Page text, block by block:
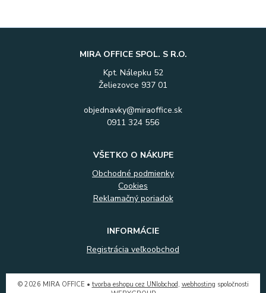
MIRA OFFICE SPOL. S R.O.
Kpt. Nálepku 52
Želiezovce 937 01
objednavky@miraoffice.sk
0911 324 556
VŠETKO O NÁKUPE
Obchodné podmienky
Cookies
Reklamačný poriadok
INFORMÁCIE
Registrácia veľkoobchod
© 2026 MIRA OFFICE • tvorba eshopu cez UNIobchod, webhosting spoločnosti